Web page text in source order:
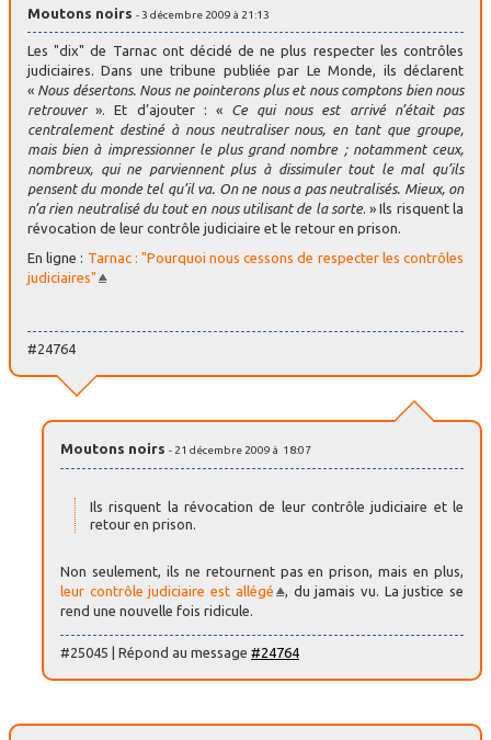
Moutons noirs - 3 décembre 2009 à 21:13
Les "dix" de Tarnac ont décidé de ne plus respecter les contrôles
judiciaires. Dans une tribune publiée par Le Monde, ils déclarent
« Nous désertons. Nous ne pointerons plus et nous comptons bien nous
retrouver». Et d’ajouter : « Ce qui nous est arrivé n’était pas
centralement destiné à nous neutraliser nous, en tant que groupe,
mais bien à impressionner le plus grand nombre ; notamment ceux,
nombreux, qui ne parviennent plus à dissimuler tout le mal qu’ils
pensent du monde tel qu’il va. On ne nous a pas neutralisés. Mieux, on
n’a rien neutralisé du tout en nous utilisant de la sorte. » Ils risquent la
révocation de leur contrôle judiciaire et le retour en prison.
En ligne : Tarnac : "Pourquoi nous cessons de respecter les contrôles
judiciaires"
#24764
Moutons noirs - 21 décembre 2009 à 18:07
Ils risquent la révocation de leur contrôle judiciaire et le
retour en prison.
Non seulement, ils ne retournent pas en prison, mais en plus,
leur contrôle judiciaire est allégé
, du jamais vu. La justice se
rend une nouvelle fois ridicule.
#25045 | Répond au message #24764